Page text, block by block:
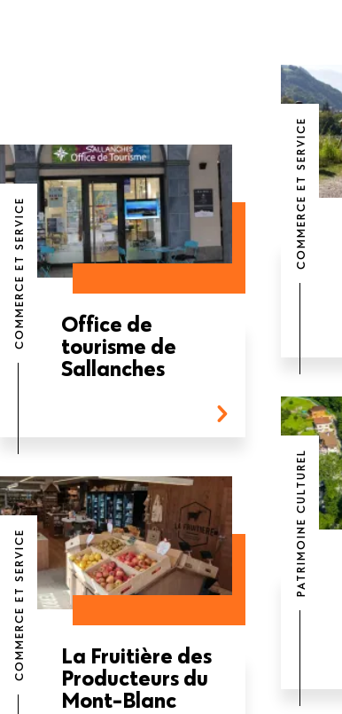
COMMERCE ET SERVICE
Office de
tourisme de
Sallanches
COMMERCE ET SERVICE
COMMERCE ET SERVICE
La Fruitière des
Producteurs du
Mont-Blanc
PATRIMOINE CULTUREL